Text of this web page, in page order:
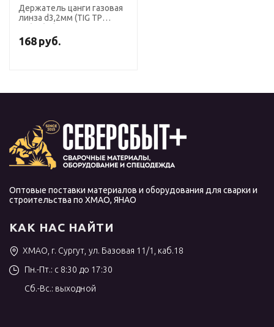
Держатель цанги газовая
линза d3,2мм (TIG TP
168 руб.
Оптовые поставки материалов и оборудования для сварки и
строительства по ХМАО, ЯНАО
КАК НАС НАЙТИ
ХМАО, г. Сургут, ул. Базовая 11/1, каб.18
Пн.-Пт.: с 8:30 до 17:30
Сб.-Вс.: выходной